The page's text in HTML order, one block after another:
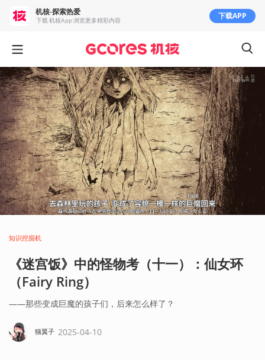
知识挖掘机
《迷宫饭》中的怪物考（十一）：仙女环
（Fairy Ring）
——那些变成巨魔的孩子们，后来怎么样了？
猫翼子 2025-04-10
机核-探索热爱
下载 机核App 浏览更多精彩内容 下载APP